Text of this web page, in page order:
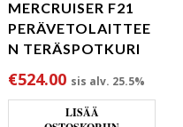
oli: €474.00.
on: €395.79.
MERCRUISER F21
PERÄVETOLAITTEE
N TERÄSPOTKURI
€524.00 sis alv. 25.5%
LISÄÄ